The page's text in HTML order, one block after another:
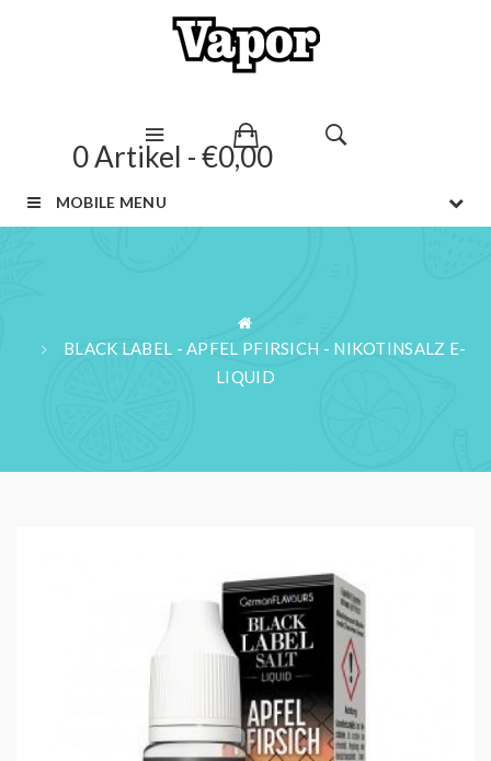
0 Artikel - €0,00
MOBILE MENU
BLACK LABEL - APFEL PFIRSICH - NIKOTINSALZ E-
LIQUID